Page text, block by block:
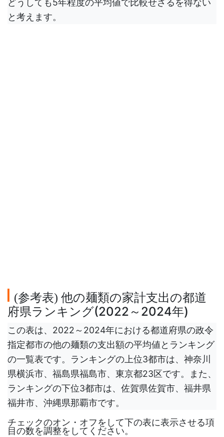
どうしても5年程度の平均値で比較せざるを得ない
と考えます。
(参考表) 他の麺類の家計支出の都道
府県ランキング(2022～2024年)
この表は、2022～2024年における都道府県の政令
指定都市の他の麺類の支出額の平均値とランキング
の一覧表です。ランキングの上位3都市は、神奈川
県横浜市、福島県福島市、東京都23区です。また、
ランキングの下位3都市は、佐賀県佐賀市、福井県
福井市、沖縄県那覇市です。
チェックのオン・オフをして下の表に表示させる項
目の数を調整をしてください。